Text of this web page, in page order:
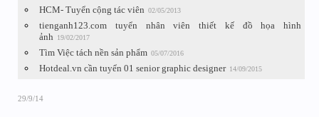
HCM- Tuyển cộng tác viên 02/05/2013
tienganh123.com tuyển nhân viên thiết kế đồ họa hình
ảnh
19/02/2017
Tìm Việc tách nền sản phẩm 05/07/2016
Hotdeal.vn cần tuyển 01 senior graphic designer 14/09/2015
29/9/14